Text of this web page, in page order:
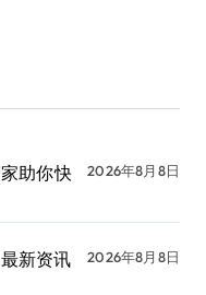
助你快
2026年8月8日
新资讯
2026年8月8日